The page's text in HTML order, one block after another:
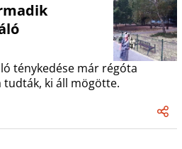
ténykedése már régóta
tudták, ki áll mögötte.